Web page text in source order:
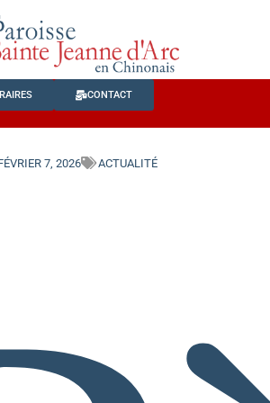
CONTACT
7, 2026 ACTUALITÉ